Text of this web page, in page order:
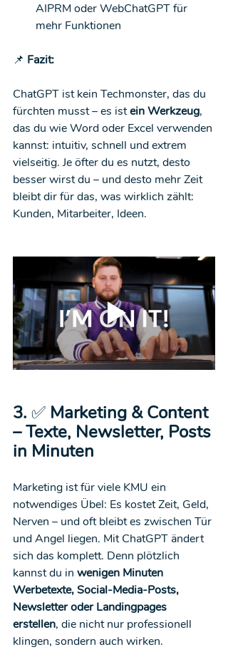
AIPRM oder WebChatGPT für
mehr Funktionen
📌 Fazit:
ChatGPT ist kein Techmonster, das du
fürchten musst – es ist ein Werkzeug,
das du wie Word oder Excel verwenden
kannst: intuitiv, schnell und extrem
vielseitig. Je öfter du es nutzt, desto
besser wirst du – und desto mehr Zeit
bleibt dir für das, was wirklich zählt:
Kunden, Mitarbeiter, Ideen.
3. ✅ Marketing & Content
– Texte, Newsletter, Posts
in Minuten
Marketing ist für viele KMU ein
notwendiges Übel: Es kostet Zeit, Geld,
Nerven – und oft bleibt es zwischen Tür
und Angel liegen. Mit ChatGPT ändert
sich das komplett. Denn plötzlich
kannst du in wenigen Minuten
Werbetexte, Social-Media-Posts,
Newsletter oder Landingpages
erstellen, die nicht nur professionell
klingen, sondern auch wirken.